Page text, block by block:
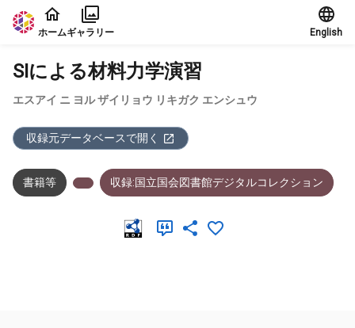
本文に飛ぶ
ホームギャラリー English
SIによる材料力学演習
エスアイ ニ ヨル ザイリョウ リキガク エンシュウ
収録元データベースで開く
書籍等 収録:国立国会図書館デジタルコレクション